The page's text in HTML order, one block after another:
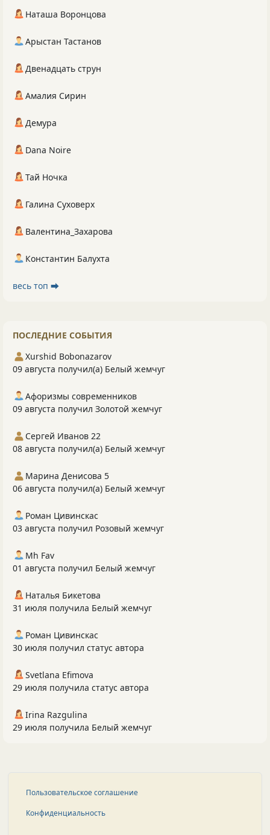
Наташа Воронцова
Арыстан Тастанов
Двенадцать струн
Амалия Сирин
Демура
Dana Noire
Тай Ночка
Галина Суховерх
Валентина_Захарова
Константин Балухта
весь топ ⮕
ПОСЛЕДНИЕ СОБЫТИЯ
Xurshid Bobonazarov
09 августа получил(а) Белый жемчуг
Афоризмы современников
09 августа получил Золотой жемчуг
Сергей Иванов 22
08 августа получил(а) Белый жемчуг
Марина Денисова 5
06 августа получил(а) Белый жемчуг
Роман Цивинскас
03 августа получил Розовый жемчуг
Mh Fav
01 августа получил Белый жемчуг
Наталья Бикетова
31 июля получила Белый жемчуг
Роман Цивинскас
30 июля получил статус автора
Svetlana Efimova
29 июля получила статус автора
Irina Razgulina
29 июля получила Белый жемчуг
Пользовательское соглашение
Конфиденциальность